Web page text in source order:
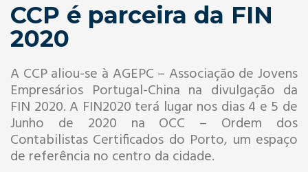
CCP é parceira da FIN
2020
A CCP aliou-se à AGEPC – Associação de Jovens
Empresários Portugal-China na divulgação da
FIN 2020. A FIN2020 terá lugar nos dias 4 e 5 de
Junho de 2020 na OCC – Ordem dos
Contabilistas Certificados do Porto, um espaço
de referência no centro da cidade.